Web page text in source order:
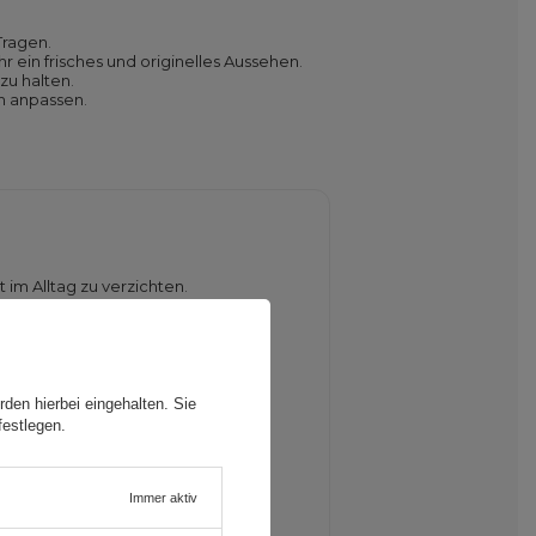
ein frisches und originelles Aussehen.
halten.
anpassen.
im Alltag zu verzichten.
bei längerem Tragen der Uhr.
Frische und Energie.
hierbei eingehalten. Sie
Immer aktiv